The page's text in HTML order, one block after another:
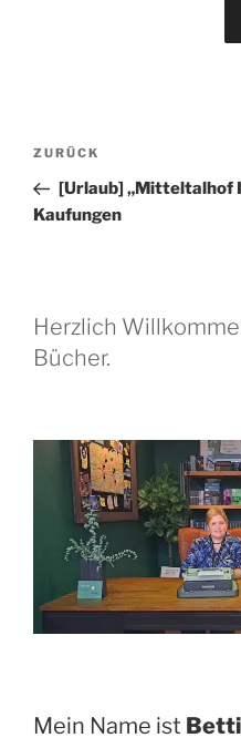
Beitragsnavigation
Vorheriger
Beitrag
ZURÜCK
[Urlaub] „Mitteltalhof
Kaufungen
Herzlich
Bücher.
Mein Name ist